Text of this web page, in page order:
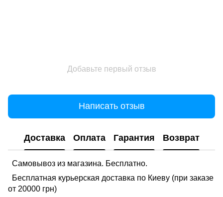
Добавьте первый отзыв
Написать отзыв
Доставка Оплата Гарантия Возврат
Самовывоз из магазина. Бесплатно.
Бесплатная курьерская доставка по Киеву (при заказе
от 20000 грн)